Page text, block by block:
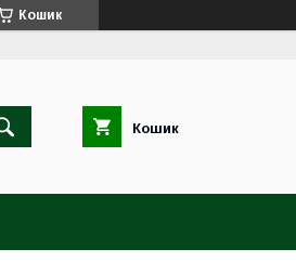
Кошик
Кошик